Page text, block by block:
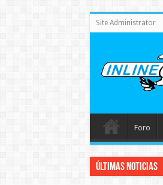
Site Administrator
Foro
Últimas noticias